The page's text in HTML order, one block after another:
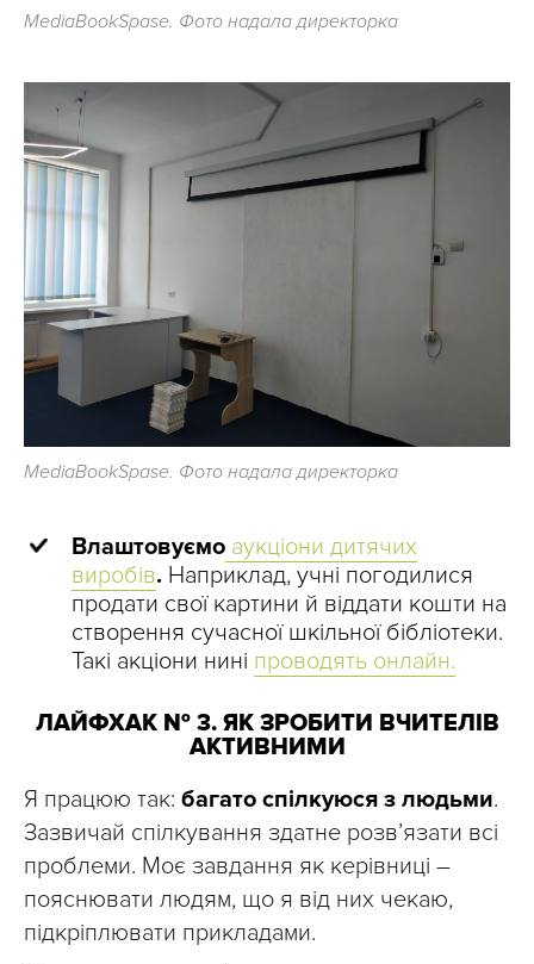
MediaBookSpase. Фото надала директорка
MediaBookSpase. Фото надала директорка
Влаштовуємо аукціони дитячих
виробів. Наприклад, учні погодилися
продати свої картини й віддати кошти на
створення сучасної шкільної бібліотеки.
Такі акціони нині проводять онлайн.
ЛАЙФХАК № 3. ЯК ЗРОБИТИ ВЧИТЕЛІВ
АКТИВНИМИ
Я працюю так: багато спілкуюся з людьми.
Зазвичай спілкування здатне розв’язати всі
проблеми. Моє завдання як керівниці –
пояснювати людям, що я від них чекаю,
підкріплювати прикладами.